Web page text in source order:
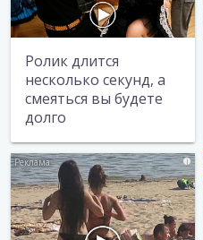
Ролик длится
несколько секунд, а
смеяться вы будете
долго
i